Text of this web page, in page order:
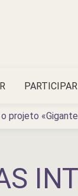
PARTICIPAR
projeto